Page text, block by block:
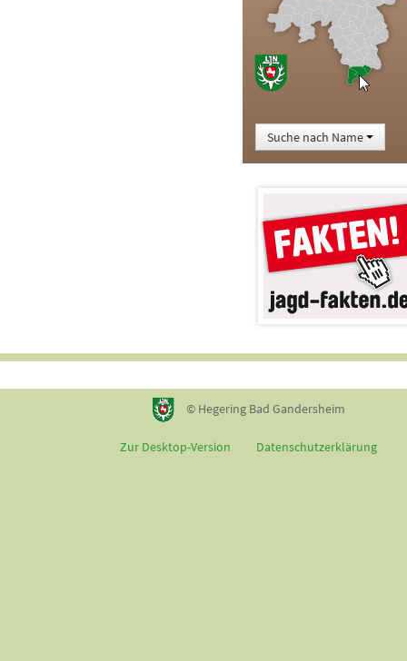
Suche nach Name
© Hegering Bad Gandersheim
Zur Desktop-Version Datenschutzerklärung